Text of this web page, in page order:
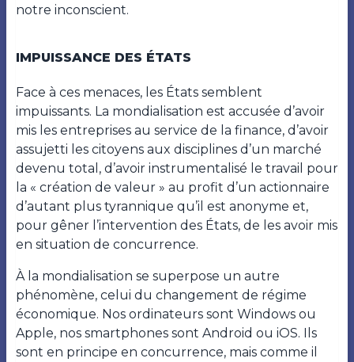
notre inconscient.
IMPUISSANCE DES ÉTATS
Face à ces menaces, les États semblent
impuissants. La mondialisation est accusée d’avoir
mis les entreprises au service de la finance, d’avoir
assujetti les citoyens aux disciplines d’un marché
devenu total, d’avoir instrumentalisé le travail pour
la « création de valeur » au profit d’un actionnaire
d’autant plus tyrannique qu’il est anonyme et,
pour gêner l’intervention des États, de les avoir mis
en situation de concurrence.
À la mondialisation se superpose un autre
phénomène, celui du changement de régime
économique. Nos ordinateurs sont Windows ou
Apple, nos smartphones sont Android ou iOS. Ils
sont en principe en concurrence, mais comme il